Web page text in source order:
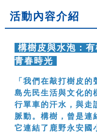
活動內容介紹
構樹皮與水泡：
青春時光
「我們在敲打樹皮
島先民生活與文化的
行單車的汗水，與走
脈動。構樹，曾是連
它連結了鹿野永安國